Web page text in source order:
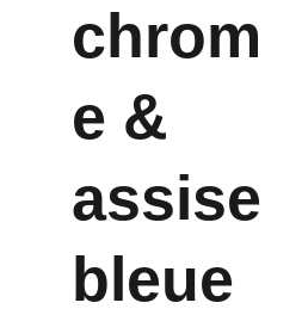
chrom
e &
assise
bleue